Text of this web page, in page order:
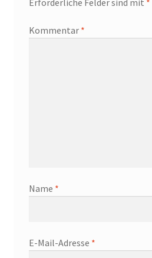
Kommentar *
Name *
E-Mail-Adresse *